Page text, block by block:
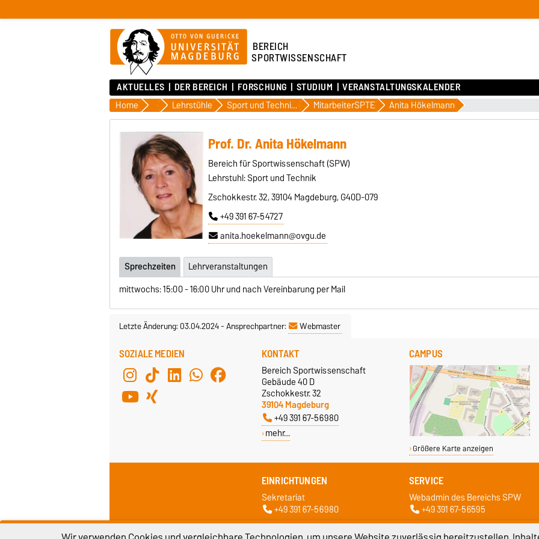
BEREICH
SPORTWISSENSCHAFT
AKTUELLES DER BEREICH FORSCHUNG STUDIUM VERANSTALTUNGSKALENDER
Home Der Bereich
Lehrstühle Sport und Technik / Bewegungswissenschaft MitarbeiterSPTE Anita Hökelmann
Prof. Dr. Anita Hökelmann
Bereich für Sportwissenschaft (SPW)
Lehrstuhl: Sport und Technik
Zschokkestr. 32, 39104 Magdeburg, G40D-079
+49 391 67-54727
anita.hoekelmann@ovgu.de
Sprechzeiten
Lehrveranstaltungen
mittwochs: 15:00 - 16:00 Uhr und nach Vereinbarung per Mail
Letzte Änderung: 03.04.2024-Ansprechpartner: Webmaster
SOZIALE MEDIEN KONTAKT
Bereich Sportwissenschaft
Gebäude 40 D
Zschokkestr. 32
39104 Magdeburg
+49 391 67-56980
mehr…
CAMPUS
Größere Karte anzeigen
EINRICHTUNGEN
Sekretariat
+49 391 67-56980
SERVICE
Webadmin des Bereichs SPW
+49 391 67-56595